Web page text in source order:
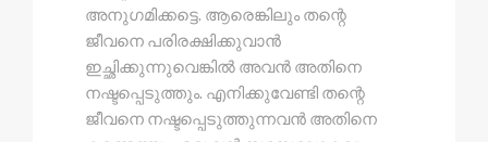
അനുഗമിക്കട്ടെ. ആരെങ്കിലും തന്റെ
ജീവനെ പരിരക്ഷിക്കുവാൻ
ഇച്ഛിക്കുന്നുവെങ്കിൽ അവൻ അതിനെ
നഷ്ടപ്പെടുത്തും. എനിക്കുവേണ്ടി തന്റെ
ജീവനെ നഷ്ടപ്പെടുത്തുന്നവൻ അതിനെ